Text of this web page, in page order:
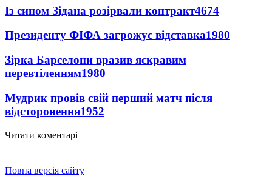
Із сином Зідана розірвали контракт4674
Президенту ФІФА загрожує відставка1980
Зірка Барселони вразив яскравим
перевтіленням1980
Мудрик провів свій перший матч після
відсторонення1952
Читати коментарі
Повна версія сайту